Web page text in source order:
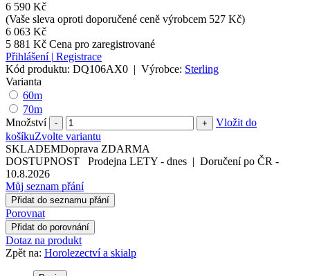
6 590 Kč
(Vaše sleva oproti doporučené ceně výrobcem 527 Kč)
6 063 Kč
5 881 Kč Cena pro zaregistrované
Přihlášení | Registrace
Kód produktu: DQ106AX0 | Výrobce: Sterling
Varianta
60m
70m
Množství
- +
Vložit do
košíkuZvolte variantu
SKLADEMDoprava ZDARMA
DOSTUPNOST
Prodejna LETY - dnes | Doručení po ČR -
10.8.2026
Můj seznam přání
Přidat do seznamu přání
Porovnat
Přidat do porovnání
Dotaz na produkt
Zpět na: Horolezectví a skialp